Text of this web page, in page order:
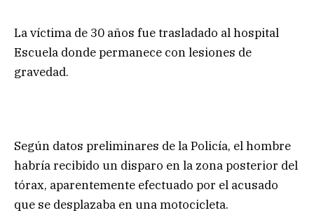
La víctima de 30 años fue trasladado al hospital
Escuela donde permanece con lesiones de
gravedad.
Según datos preliminares de la Policía, el hombre
habría recibido un disparo en la zona posterior del
tórax, aparentemente efectuado por el acusado
que se desplazaba en una motocicleta.